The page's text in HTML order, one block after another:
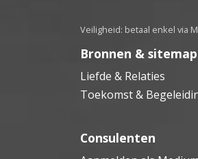
Veiligheid: betaal enkel via
Bronnen & sitemap
Liefde & Relaties
Toekomst &
Consulenten